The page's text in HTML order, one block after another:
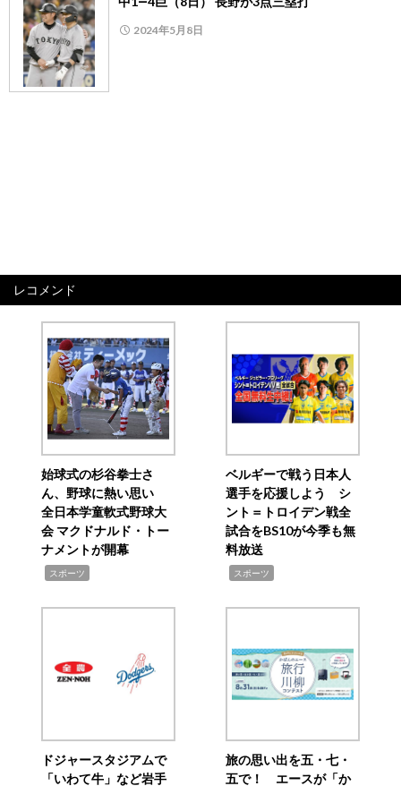
2024年5月8日
レコメンド
始球式の杉谷拳士さ
ん、野球に熱い思い
全日本学童軟式野球大
会 マクドナルド・トー
ナメントが開幕
スポーツ
ベルギーで戦う日本人
選手を応援しよう シ
ント＝トロイデン戦全
試合をBS10が今季も無
料放送
スポーツ
ドジャースタジアムで
「いわて牛」など岩手
旅の思い出を五・七・
五で！ エースが「か